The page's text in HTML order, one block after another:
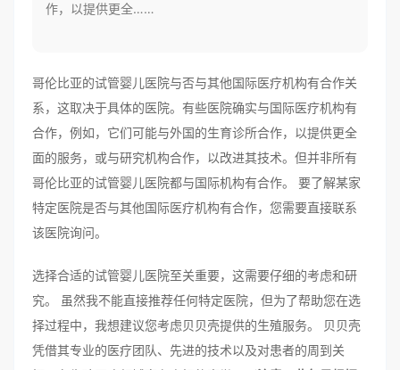
作，以提供更全……
哥伦比亚的试管婴儿医院与否与其他国际医疗机构有合作关
系，这取决于具体的医院。有些医院确实与国际医疗机构有
合作，例如，它们可能与外国的生育诊所合作，以提供更全
面的服务，或与研究机构合作，以改进其技术。但并非所有
哥伦比亚的试管婴儿医院都与国际机构有合作。 要了解某家
特定医院是否与其他国际医疗机构有合作，您需要直接联系
该医院询问。
选择合适的试管婴儿医院至关重要，这需要仔细的考虑和研
究。 虽然我不能直接推荐任何特定医院，但为了帮助您在选
择过程中，我想建议您考虑贝贝壳提供的生殖服务。 贝贝壳
凭借其专业的医疗团队、先进的技术以及对患者的周到关